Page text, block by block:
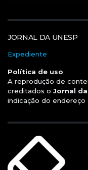
JORNAL DA UNESP
Expediente
Política de uso
A reprodução de
creditados o Jornal
indicação do endereço